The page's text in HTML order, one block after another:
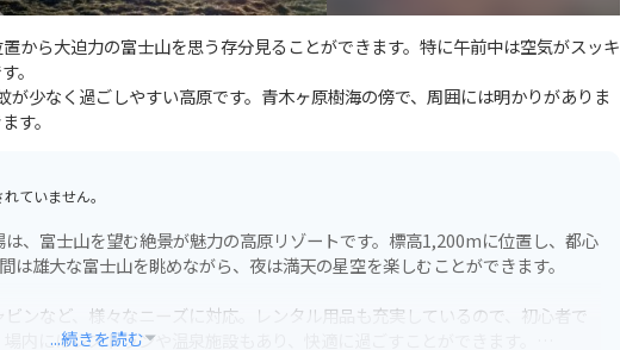
から大迫力の富士山を思う存分見ることができます。特に午前中は空気がスッキ
。
少なく過ごしやすい高原です。青木ヶ原樹海の傍で、周囲には明かりがありま
す。
ていません。
、富士山を望む絶景が魅力の高原リゾートです。標高1,200mに位置し、都心
雄大な富士山を眺めながら、夜は満天の星空を楽しむことができます。
ンなど、様々なニーズに対応。レンタル用品も充実しているので、初心者で
内にはレストランや温泉施設もあり、快適に過ごすことができます。
...続きを読む